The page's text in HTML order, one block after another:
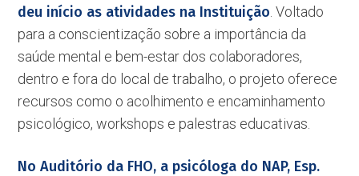
deu início as atividades na Instituição . Voltado
para a conscientização sobre a importância da
saúde mental e bem-estar dos colaboradores,
dentro e fora do local de trabalho, o projeto oferece
recursos como o acolhimento e encaminhamento
psicológico, workshops e palestras educativas.
No Auditório da FHO, a psicóloga do NAP, Esp.